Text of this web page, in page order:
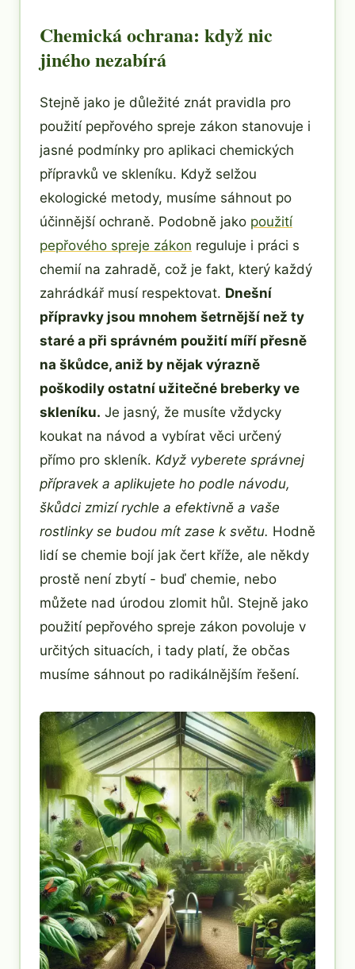
Chemická ochrana: když nic
jiného nezabírá
Stejně jako je důležité znát pravidla pro
použití pepřového spreje zákon stanovuje i
jasné podmínky pro aplikaci chemických
přípravků ve skleníku. Když selžou
ekologické metody, musíme sáhnout po
účinnější ochraně. Podobně jako použití
pepřového spreje zákon reguluje i práci s
chemií na zahradě, což je fakt, který každý
zahrádkář musí respektovat. Dnešní
přípravky jsou mnohem šetrnější než ty
staré a při správném použití míří přesně
na škůdce, aniž by nějak výrazně
poškodily ostatní užitečné breberky ve
skleníku. Je jasný, že musíte vždycky
koukat na návod a vybírat věci určený
přímo pro skleník. Když vyberete správnej
přípravek a aplikujete ho podle návodu,
škůdci zmizí rychle a efektivně a vaše
rostlinky se budou mít zase k světu. Hodně
lidí se chemie bojí jak čert kříže, ale někdy
prostě není zbytí - buď chemie, nebo
můžete nad úrodou zlomit hůl. Stejně jako
použití pepřového spreje zákon povoluje v
určitých situacích, i tady platí, že občas
musíme sáhnout po radikálnějším řešení.